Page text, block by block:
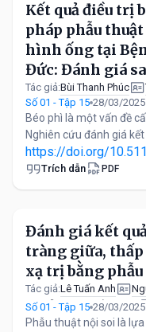
Kết quả điều trị
pháp phẫu
hình ống tại
Đức: Đánh giá
Tác giả:Bùi Thanh Phúc
Số 01 - Tập 15 28/03/2025
Béo phì là một vấn đề
Nghiên cứu đánh giá
https://doi.org/
Trích dẫn PDF
Đánh giá kết
tràng giữa,
xạ trị bằng
Tác giả:Lê Tuấn Anh
Nguyễn Phước Bảo Hưng
Số 01 - Tập 15 28/03/2025
Phẫu thuật nội soi là